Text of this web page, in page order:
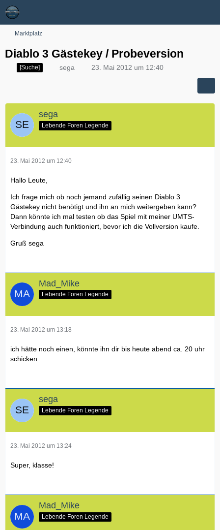
Marktplatz
Diablo 3 Gästekey / Probeversion
[Suche] sega 23. Mai 2012 um 12:40
sega
Lebende Foren Legende
23. Mai 2012 um 12:40
Hallo Leute,
Ich frage mich ob noch jemand zufällig seinen Diablo 3
Gästekey nicht benötigt und ihn an mich weitergeben kann?
Dann könnte ich mal testen ob das Spiel mit meiner UMTS-
Verbindung auch funktioniert, bevor ich die Vollversion kaufe.
Gruß sega
Mad_Mike
Lebende Foren Legende
23. Mai 2012 um 13:18
ich hätte noch einen, könnte ihn dir bis heute abend ca. 20 uhr
schicken
sega
Lebende Foren Legende
23. Mai 2012 um 13:24
Super, klasse!
Mad_Mike
Lebende Foren Legende